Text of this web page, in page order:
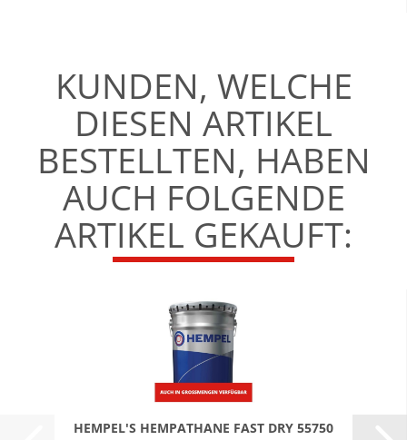
KUNDEN, WELCHE
DIESEN ARTIKEL
BESTELLTEN, HABEN
AUCH FOLGENDE
ARTIKEL GEKAUFT:
HEMPEL'S HEMPATHANE FAST DRY 55750